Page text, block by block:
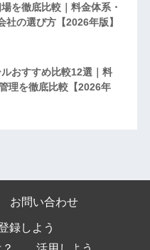
を徹底比較｜料金体系・
社の選び方【2026年版】
おすすめ比較12選｜料
理を徹底比較【2026年
お問い合わせ
録しよう